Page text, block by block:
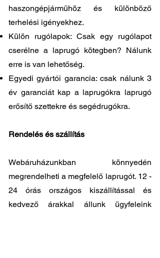
haszongépjárműhöz és különböző
terhelési igényekhez.
Külön rugólapok: Csak egy rugólapot
cserélne a laprugó kötegben? Nálunk
erre is van lehetőség.
Egyedi gyártói garancia: csak nálunk 3
év garanciát kap a laprugókra laprugó
erősítő szettekre és segédrugókra.
Rendelés és szállítás
Webáruházunkban könnyedén
megrendelheti a megfelelő laprugót. 12 -
24 órás országos kiszállítással és
kedvező árakkal állunk ügyfeleink